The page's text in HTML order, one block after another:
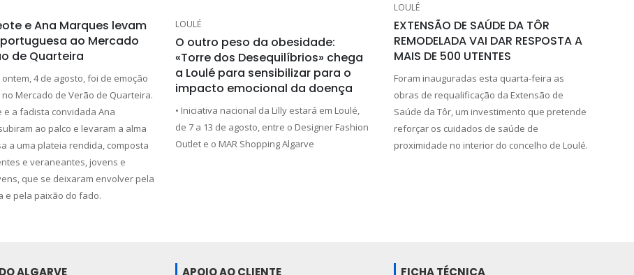
e Ana Marques levam
ao Mercado
de Quarteira
4 de agosto, foi de emoção
Mercado de Verão de Quarteira.
e a fadista convidada Ana
ao palco e levaram a alma
a uma plateia rendida, composta
e veraneantes, jovens e
que se deixaram envolver pela
e pela paixão do fado.
LOULÉ
O outro peso da obesidade:
«Torre dos Desequilíbrios» chega
a Loulé para sensibilizar para o
impacto emocional da doença
• Iniciativa nacional da Lilly estará em Loulé,
de 7 a 13 de agosto, entre o Designer Fashion
Outlet e o MAR Shopping Algarve
LOULÉ
EXTENSÃO DE SAÚDE DA TÔR
REMODELADA VAI DAR RESPOSTA A
MAIS DE 500 UTENTES
Foram inauguradas esta quarta-feira as
obras de requalificação da Extensão de
Saúde da Tôr, um investimento que pretende
reforçar os cuidados de saúde de
proximidade no interior do concelho de Loulé.
ALGARVE APOIO AO CLIENTE FICHA TÉCNICA